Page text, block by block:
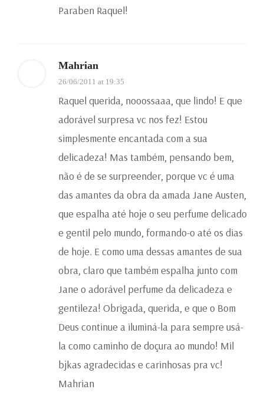
Paraben Raquel!
Mahrian
26/06/2011 at 19:35
Raquel querida, nooossaaa, que lindo! E que
adorável surpresa vc nos fez! Estou
simplesmente encantada com a sua
delicadeza! Mas também, pensando bem,
não é de se surpreender, porque vc é uma
das amantes da obra da amada Jane Austen,
que espalha até hoje o seu perfume delicado
e gentil pelo mundo, formando-o até os dias
de hoje. E como uma dessas amantes de sua
obra, claro que também espalha junto com
Jane o adorável perfume da delicadeza e
gentileza! Obrigada, querida, e que o Bom
Deus continue a iluminá-la para sempre usá-
la como caminho de doçura ao mundo! Mil
bjkas agradecidas e carinhosas pra vc!
Mahrian